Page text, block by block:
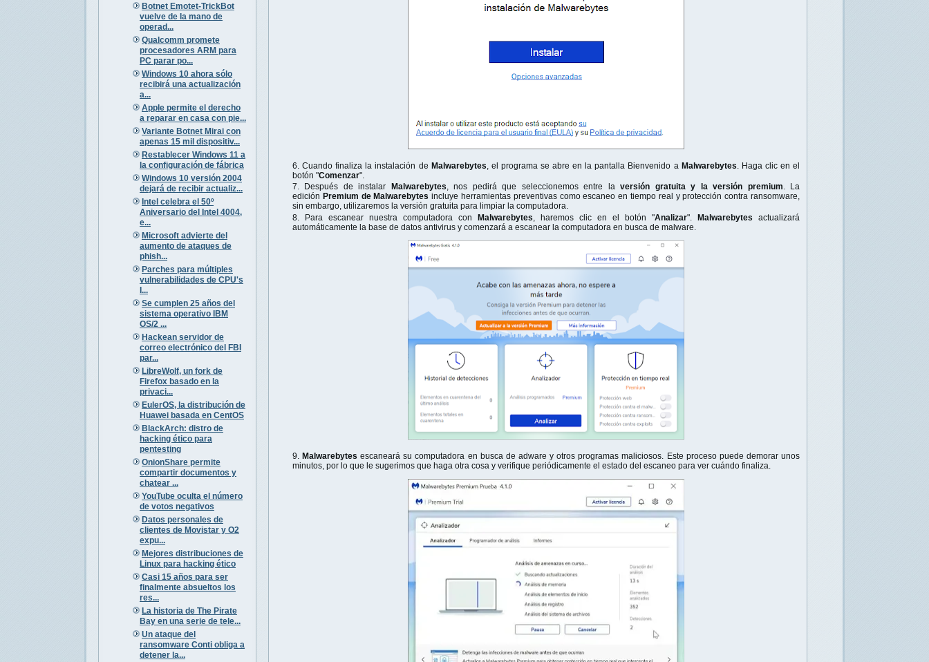
Botnet Emotet-TrickBot
vuelve de la mano de
operad...
Qualcomm promete
procesadores ARM para
PC parar po...
Windows 10 ahora sólo
recibirá una actualización
a...
Apple permite el derecho
a reparar en casa con pie...
Variante Botnet Mirai con
apenas 15 mil dispositiv...
Restablecer Windows 11 a
la configuración de fábrica
Windows 10 versión 2004
dejará de recibir actualiz...
Intel celebra el 50º
Aniversario del Intel 4004,
e...
Microsoft advierte del
aumento de ataques de
phish...
Parches para múltiples
vulnerabilidades de CPU's
I...
Se cumplen 25 años del
sistema operativo IBM
OS/2 ...
Hackean servidor de
correo electrónico del FBI
par...
LibreWolf, un fork de
Firefox basado en la
privaci...
EulerOS, la distribución de
Huawei basada en CentOS
BlackArch: distro de
hacking ético para
pentesting
OnionShare permite
compartir documentos y
chatear ...
YouTube oculta el número
de votos negativos
Datos personales de
clientes de Movistar y O2
expu...
Mejores distribuciones de
Linux para hacking ético
Casi 15 años para ser
finalmente absueltos los
res...
La historia de The Pirate
Bay en una serie de tele...
Un ataque del
ransomware Conti obliga a
detener la...
Cuando finaliza la instalación de Malwarebytes, el programa se abre en la pantalla Bienvenido a Malwarebytes. Haga clic en el
botón "Comenzar".
Después de instalar
Malwarebytes, nos pedirá que seleccionemos entre laversión gratuita y la versión premium. La
edición Premium de Malwarebytes incluye herramientas preventivas como escaneo en tiempo real y protección contra ransomware,
sin embargo, utilizaremos la versión gratuita para limpiar la computadora.
Para escanear nuestra computadora con Malwarebytes , haremos clic en el botón "Analizar". Malwarebytes actualizará
automáticamente la base de datos antivirus y comenzará a escanear la computadora en busca de malware.
Malwarebytesescaneará su computadora en busca de adware y otros programas maliciosos. Este proceso puede demorar unos
minutos, por lo que le sugerimos que haga otra cosa y verifique periódicamente el estado del escaneo para ver cuándo finaliza.